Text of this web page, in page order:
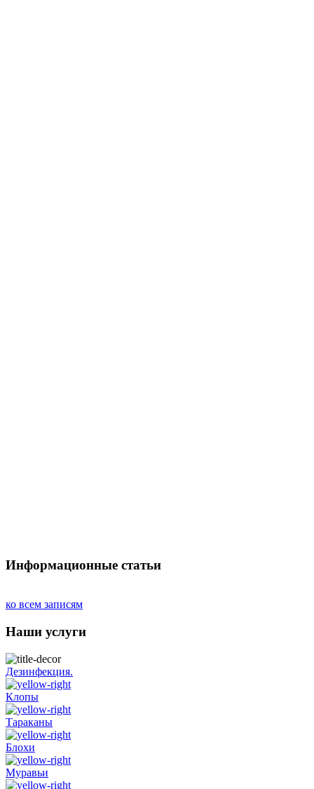
Информационные статьи
ко всем записям
Наши услуги
Дезинфекция.
Клопы
Тараканы
Блохи
Муравьи